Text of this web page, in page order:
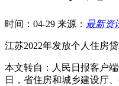
时间：04-29 来源： 最新资
江苏2022年发放个人住房
本文转自：人民日报客户
日，省住房和城乡建设厅